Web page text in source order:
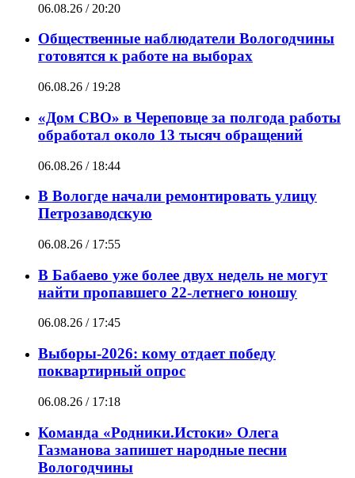
06.08.26 / 20:20
Общественные наблюдатели Вологодчины
готовятся к работе на выборах
06.08.26 / 19:28
«Дом СВО» в Череповце за полгода работы
обработал около 13 тысяч обращений
06.08.26 / 18:44
В Вологде начали ремонтировать улицу
Петрозаводскую
06.08.26 / 17:55
В Бабаево уже более двух недель не могут
найти пропавшего 22-летнего юношу
06.08.26 / 17:45
Выборы-2026: кому отдает победу
поквартирный опрос
06.08.26 / 17:18
Команда «Родники.Истоки» Олега
Газманова запишет народные песни
Вологодчины